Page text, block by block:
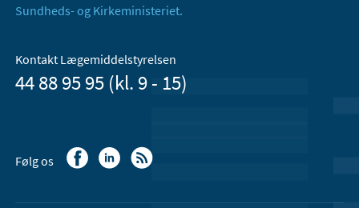
Sundheds- og Kirkeministeriet.
Kontakt Lægemiddelstyrelsen
44 88 95 95 (kl. 9 - 15)
Følg os